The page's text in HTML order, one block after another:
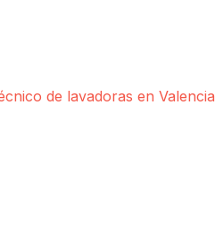
de lavadoras en Valencia